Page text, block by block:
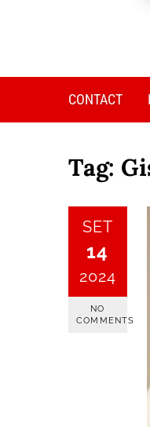
CONTACT
Tag:
SET
14
2024
NO
COMMENTS